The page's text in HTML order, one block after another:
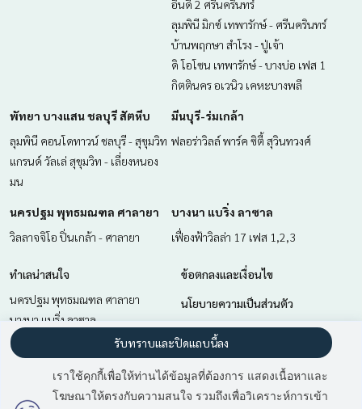
อินดี้ 2 ศรีนครินทร์
ลุมพินี มิกซ์ เทพารักษ์ - ศรีนครินทร์
บ้านพฤกษา สำโรง - ปู่เจ้า
ดิ โอโซน เทพารักษ์ - บางบ่อ เฟส 1
กิตตินคร อเวนิว เคหะบางพลี
พัทยา บางแสน ชลบุรี สัตหีบ
ลุมพินี คอนโดทาวน์ ชลบุรี - สุขุมวิท
แกรนด์ วัลเล่ สุขุมวิท - เลี่ยงหนอง
มน
มีนบุรี-ร่มเกล้า
ฟลอร่าวิลล์ พาร์ค ซิตี้ สุวินทวงศ์
นครปฐม พุทธมณฑล ศาลายา
วิลลาจจิโอ ปิ่นเกล้า - ศาลายา
บางนา แบริ่ง ลาซาล
เฟื่องฟ้าวิลล่า 17 เฟส 1,2,3
ทำเลน่าสนใจ
นครปฐม พุทธมณฑล ศาลายา
บางนา แบริ่ง ลาซาล
มีนบุรี-ร่มเกล้า
พัทยา บางแสน ชลบุรี สัตหีบ
ฉะเชิงเทรา
สำโรง สมุทรปราการ
ข้อตกลงและเงื่อนไข
นโยบายความเป็นส่วนตัว
เกี่ยวกับเรา
วิธีการฝากขาย-เช่า
ติดต่อ
เราใช้คุกกี้เพื่อให้ท่านได้ข้อมูลที่ต้องการ แสดงเนื้อหาและ
โฆษณาให้ตรงกับความสนใจ รวมถึงเพื่อวิเคราะห์การเข้า
รับทราบและปิดแถบนี้ลง